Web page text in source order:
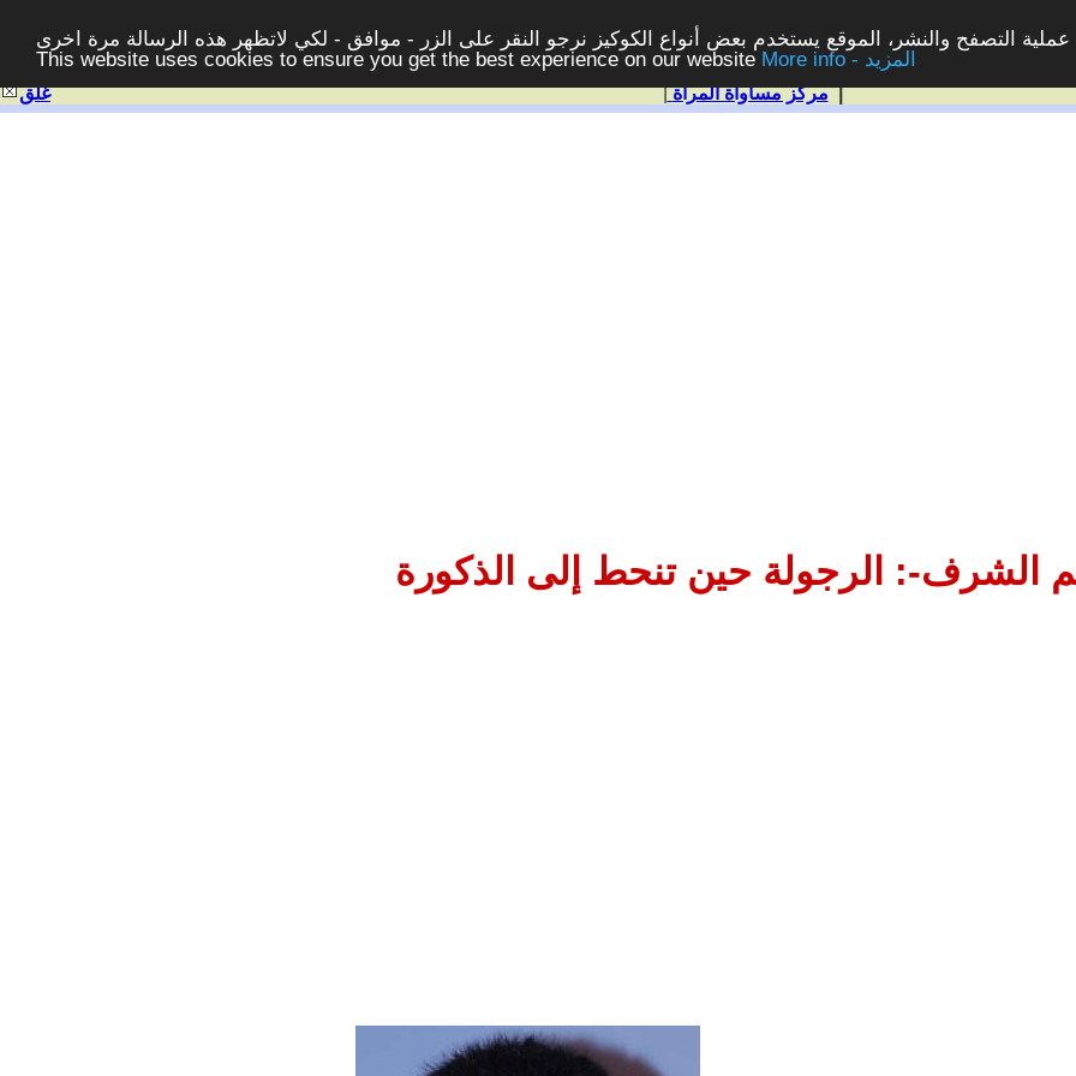
التصفح والنشر، الموقع يستخدم بعض أنواع الكوكيز نرجو النقر على الزر - موافق - لكي لاتظهر هذه الرسالة مرة اخرى -
This website uses cookies to ensure you get the best experience on our website
More info - المزيد
غلق | مركز مساواة المرأة|
الشرف-: الرجولة حين تنحط إلى الذكورة